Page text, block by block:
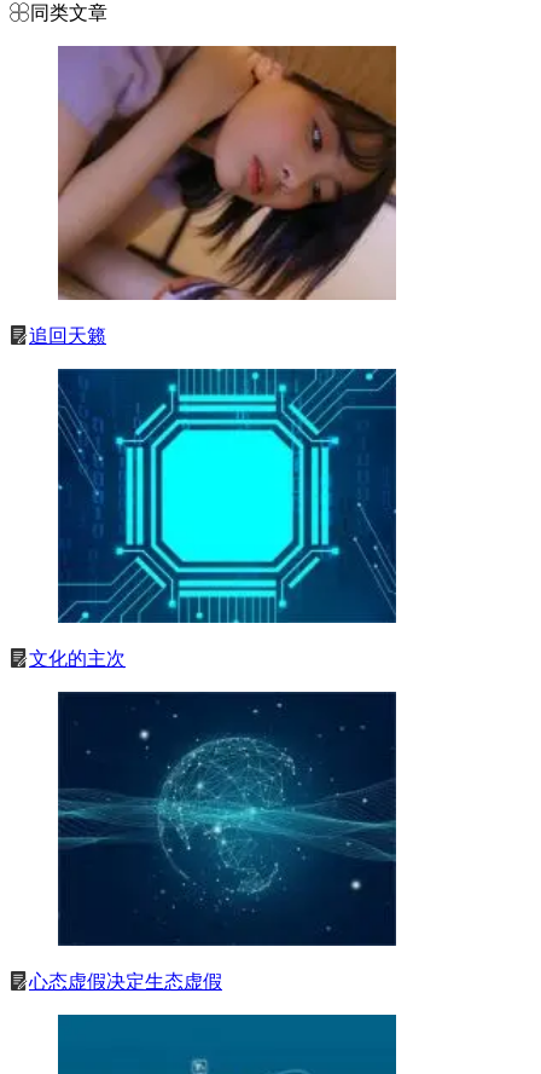
同类文章
追回天籁
文化的主次
心态虚假决定生态虚假